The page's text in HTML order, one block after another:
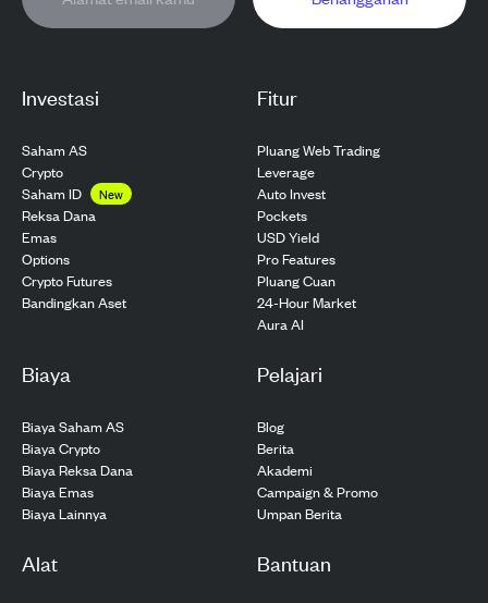
Investasi
Saham AS
Crypto
Saham ID
New
Reksa Dana
Emas
Options
Crypto Futures
Bandingkan Aset
Fitur
Pluang Web Trading
Leverage
Auto Invest
Pockets
USD Yield
Pro Features
Pluang Cuan
24-Hour Market
Aura AI
Biaya
Biaya Saham AS
Biaya Crypto
Biaya Reksa Dana
Biaya Emas
Biaya Lainnya
Pelajari
Blog
Berita
Akademi
Campaign & Promo
Umpan Berita
Alat Bantuan